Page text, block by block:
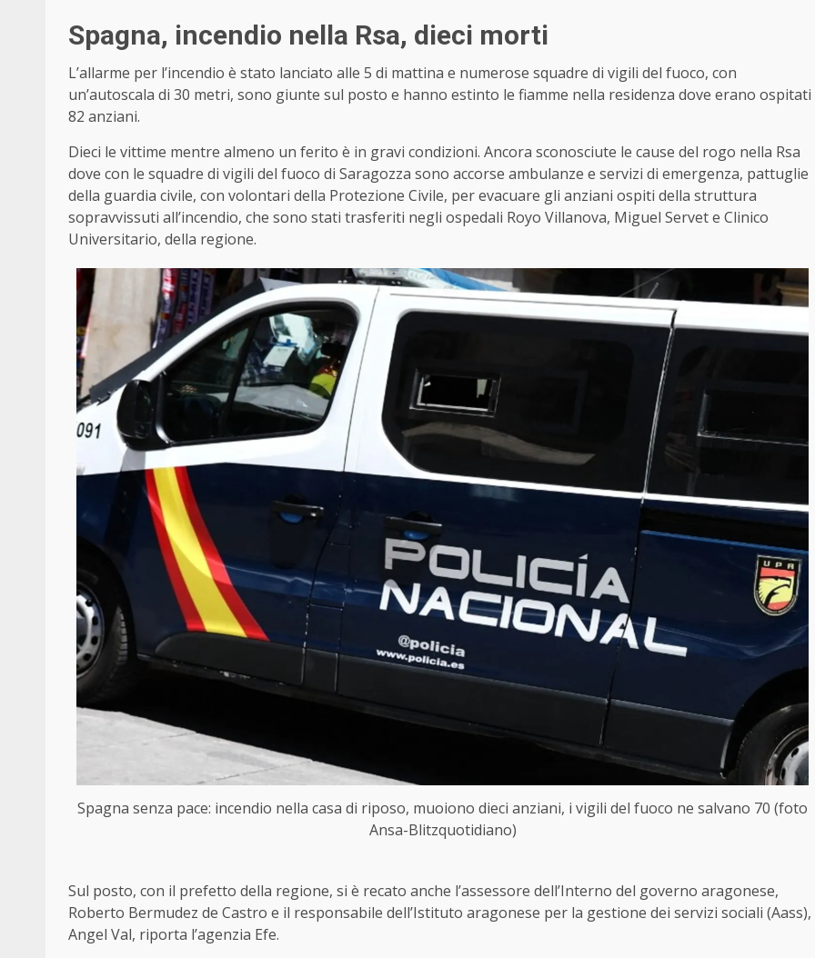
Spagna, incendio nella Rsa, dieci morti
L’allarme per l’incendio è stato lanciato alle 5 di mattina e numerose squadre di vigili del fuoco, con
un’autoscala di 30 metri, sono giunte sul posto e hanno estinto le fiamme nella residenza dove erano ospitati
82 anziani.
Dieci le vittime mentre almeno un ferito è in gravi condizioni. Ancora sconosciute le cause del rogo nella Rsa
dove con le squadre di vigili del fuoco di Saragozza sono accorse ambulanze e servizi di emergenza, pattuglie
della guardia civile, con volontari della Protezione Civile, per evacuare gli anziani ospiti della struttura
sopravvissuti all’incendio, che sono stati trasferiti negli ospedali Royo Villanova, Miguel Servet e Clinico
Universitario, della regione.
Spagna senza pace: incendio nella casa di riposo, muoiono dieci anziani, i vigili del fuoco ne salvano 70 (foto
Ansa-Blitzquotidiano)
Sul posto, con il prefetto della regione, si è recato anche l’assessore dell’Interno del governo aragonese,
Roberto Bermudez de Castro e il responsabile dell’Istituto aragonese per la gestione dei servizi sociali (Aass),
Angel Val, riporta l’agenzia Efe.